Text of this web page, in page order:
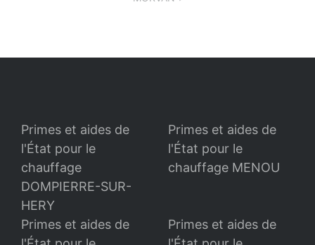
Primes et aides de
l'État pour le
chauffage
DOMPIERRE-SUR-
HERY
Primes et aides de
l'État pour le
chauffage MENOU
Primes et aides de
Primes et aides de